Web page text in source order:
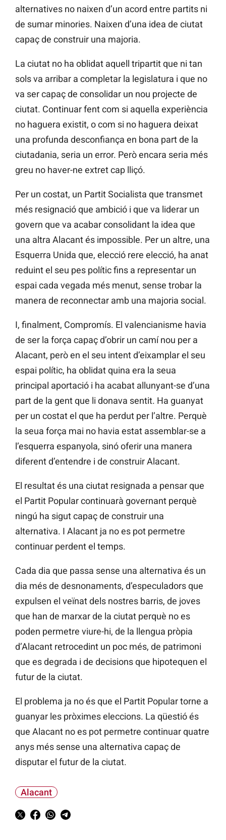
alternatives no naixen d’un acord entre partits ni
de sumar minories. Naixen d’una idea de ciutat
capaç de construir una majoria.
La ciutat no ha oblidat aquell tripartit que ni tan
sols va arribar a completar la legislatura i que no
va ser capaç de consolidar un nou projecte de
ciutat. Continuar fent com si aquella experiència
no haguera existit, o com si no haguera deixat
una profunda desconfiança en bona part de la
ciutadania, seria un error. Però encara seria més
greu no haver-ne extret cap lliçó.
Per un costat, un Partit Socialista que transmet
més resignació que ambició i que va liderar un
govern que va acabar consolidant la idea que
una altra Alacant és impossible. Per un altre, una
Esquerra Unida que, elecció rere elecció, ha anat
reduint el seu pes polític fins a representar un
espai cada vegada més menut, sense trobar la
manera de reconnectar amb una majoria social.
I, finalment, Compromís. El valencianisme havia
de ser la força capaç d’obrir un camí nou per a
Alacant, però en el seu intent d’eixamplar el seu
espai polític, ha oblidat quina era la seua
principal aportació i ha acabat allunyant-se d’una
part de la gent que li donava sentit. Ha guanyat
per un costat el que ha perdut per l’altre. Perquè
la seua força mai no havia estat assemblar-se a
l’esquerra espanyola, sinó oferir una manera
diferent d’entendre i de construir Alacant.
El resultat és una ciutat resignada a pensar que
el Partit Popular continuarà governant perquè
ningú ha sigut capaç de construir una
alternativa. I Alacant ja no es pot permetre
continuar perdent el temps.
Cada dia que passa sense una alternativa és un
dia més de desnonaments, d’especuladors que
expulsen el veïnat dels nostres barris, de joves
que han de marxar de la ciutat perquè no es
poden permetre viure-hi, de la llengua pròpia
d’Alacant retrocedint un poc més, de patrimoni
que es degrada i de decisions que hipotequen el
futur de la ciutat.
El problema ja no és que el Partit Popular torne a
guanyar les pròximes eleccions. La qüestió és
que Alacant no es pot permetre continuar quatre
anys més sense una alternativa capaç de
disputar el futur de la ciutat.
Alacant